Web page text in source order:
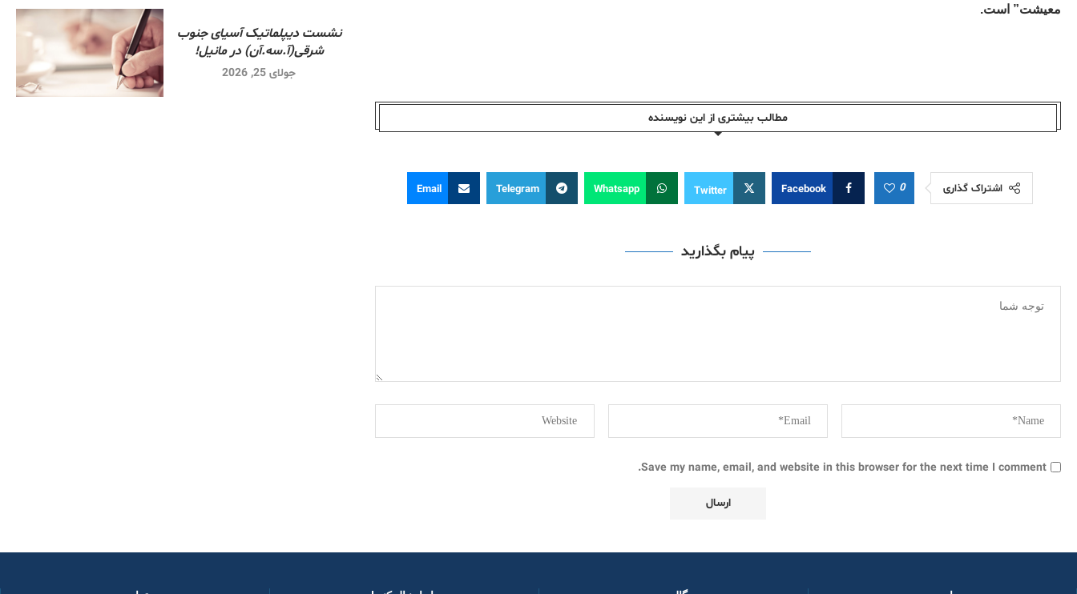
معیشت” است.
مطالب بیشتری از این نویسندە
اشتراک گذاری 0
Facebook
Twitter
Whatsapp
Telegram
Email
پیام بگذارید
Save my name, email, and website in this browser for the next time I comment.
نشست دیپلماتیک آسیای جنوب
شرقی‌(آ.سه.آن) در مانیل!
جولای 25, 2026